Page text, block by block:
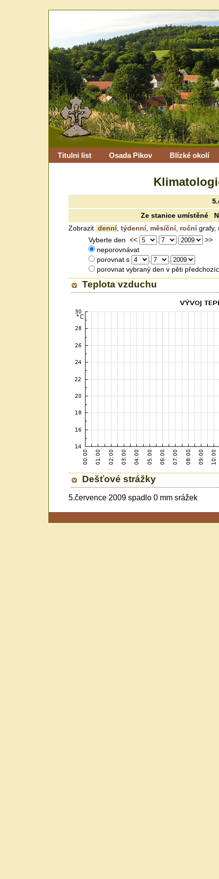
Titulni list Osada Pikov Blízké okolí
Ze stanice umístěné
Zobrazit denní týdenní měsíční roční grafy,
Vyberte den <<
>>
neporovnávat
porovnat s
porovnat vybraný den v pěti
Teplota vzduchu
Dešťové strážky
5.července 2009 spadlo 0 mm srážek